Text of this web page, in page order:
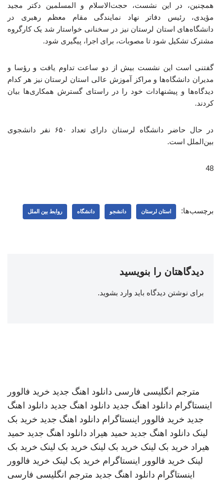
همچنین، در این نشست، حجت‌الاسلام و المسلمین دکتر مجید
مؤیدی، رئیس دفاتر نهاد نمایندگی مقام معظم رهبری در
دانشگاه‌های استان لرستان نیز در سخنانی خواستار شد یک کارگروه
مشترک تشکیل شود تا مصوبات، برای اجرا، پیگیری شود.
گفتنی است این نشست بیش از دو ساعت تداوم یافت و رؤسا و
مدیران دانشگاه‌ها و مراکز آموزش عالی استان لرستان نیز هر کدام
دیدگاه‌ها و پیشنهادات خود را در راستای گسترش همکاری‌ها بیان
کردند.
در حال حاضر دانشگاه لرستان دارای تعداد ۶۵۰ نفر دانشجوی
بین‌الملل است.
48
برچسب‌ها: استان لرستان دانشجو دانشگاه روابط بین الملل
دیدگاهتان را بنویسید
برای نوشتن دیدگاه باید وارد بشوید.
مترجم انگلیسی فارسی دانلود اهنگ جدید خرید فالوور
اینستاگرام دانلود اهنگ جدید دانلود اهنگ جدید دانلود اهنگ
جدید خرید فالوور اینستاگرام دانلود اهنگ جدید خرید بک
لینک دانلود اهنگ جدید حمید هیراد دانلود اهنگ جدید حمید
هیراد خرید بک لینک خرید بک لینک خرید بک لینک خرید بک
لینک خرید فالوور اینستاگرام خرید بک لینک خرید فالوور
اینستاگرام دانلود اهنگ جدید مترجم انگلیسی فارسی